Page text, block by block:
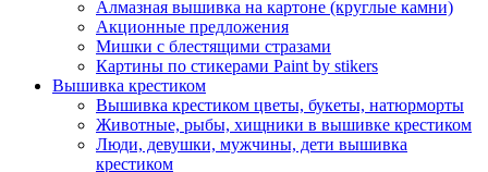
Алмазная вышивка на картоне (круглые камни)
Акционные предложения
Мишки с блестящими стразами
Картины по стикерами Paint by stikers
Вышивка крестиком
Вышивка крестиком цветы, букеты, натюрморты
Животные, рыбы, хищники в вышивке крестиком
Люди, девушки, мужчины, дети вышивка
крестиком